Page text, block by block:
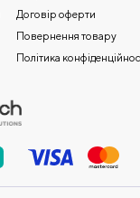
Договір оферти
Повернення товару
Політика